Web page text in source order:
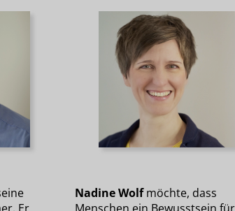
Er
Nadine Wolfmöchte, dass
Menschen ein Bewusstsein für